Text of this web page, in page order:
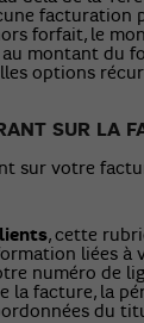
facturation
forfait, le
montant du
options
SUR LA
sur votre
, cette
liées à
numéro de
la facture, la
du